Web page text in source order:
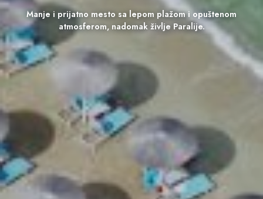
Manje i prijatno mesto sa lepom plažom i opuštenom
atmosferom, nadomak življe Paralije.